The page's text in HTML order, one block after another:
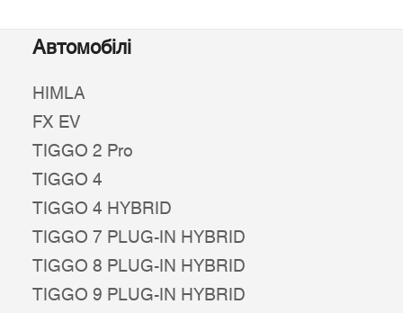
Автомобілі
HIMLA
FX EV
TIGGO 2 Pro
TIGGO 4
TIGGO 4 HYBRID
TIGGO 7 PLUG-IN HYBRID
TIGGO 8 PLUG-IN HYBRID
TIGGO 9 PLUG-IN HYBRID